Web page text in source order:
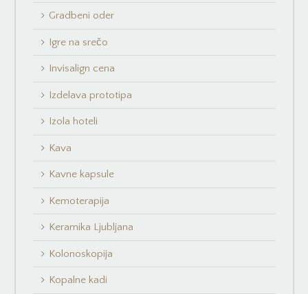
Gradbeni oder
Igre na srečo
Invisalign cena
Izdelava prototipa
Izola hoteli
Kava
Kavne kapsule
Kemoterapija
Keramika Ljubljana
Kolonoskopija
Kopalne kadi